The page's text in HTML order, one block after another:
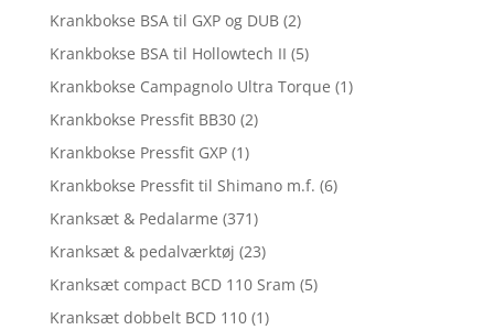
Krankbokse BSA til GXP og DUB (2)
Krankbokse BSA til Hollowtech II (5)
Krankbokse Campagnolo Ultra Torque (1)
Krankbokse Pressfit BB30 (2)
Krankbokse Pressfit GXP (1)
Krankbokse Pressfit til Shimano m.f. (6)
Kranksæt & Pedalarme (371)
Kranksæt & pedalværktøj (23)
Kranksæt compact BCD 110 Sram (5)
Kranksæt dobbelt BCD 110 (1)